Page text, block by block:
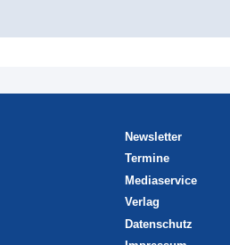
Newsletter
Termine
Mediaservice
Verlag
Datenschutz